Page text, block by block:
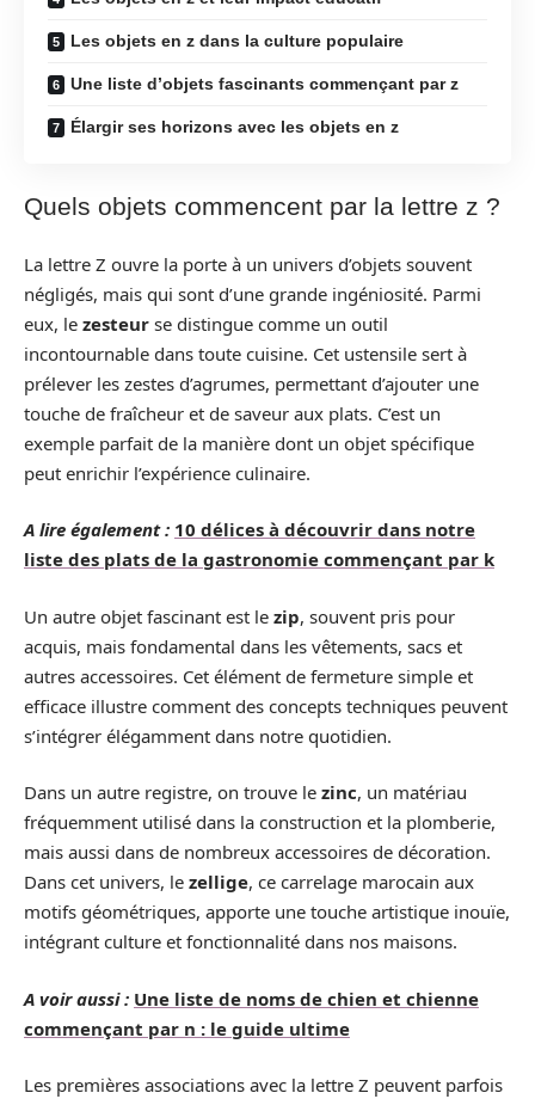
Les objets en z dans la culture populaire
Une liste d’objets fascinants commençant par z
Élargir ses horizons avec les objets en z
Quels objets commencent par la lettre z ?
La lettre Z ouvre la porte à un univers d’objets souvent
négligés, mais qui sont d’une grande ingéniosité. Parmi
eux, le zesteur se distingue comme un outil
incontournable dans toute cuisine. Cet ustensile sert à
prélever les zestes d’agrumes, permettant d’ajouter une
touche de fraîcheur et de saveur aux plats. C’est un
exemple parfait de la manière dont un objet spécifique
peut enrichir l’expérience culinaire.
A lire également : 10 délices à découvrir dans notre
liste des plats de la gastronomie commençant par k
Un autre objet fascinant est le zip, souvent pris pour
acquis, mais fondamental dans les vêtements, sacs et
autres accessoires. Cet élément de fermeture simple et
efficace illustre comment des concepts techniques peuvent
s’intégrer élégamment dans notre quotidien.
Dans un autre registre, on trouve le zinc, un matériau
fréquemment utilisé dans la construction et la plomberie,
mais aussi dans de nombreux accessoires de décoration.
Dans cet univers, le zellige, ce carrelage marocain aux
motifs géométriques, apporte une touche artistique inouïe,
intégrant culture et fonctionnalité dans nos maisons.
A voir aussi : Une liste de noms de chien et chienne
commençant par n : le guide ultime
Les premières associations avec la lettre Z peuvent parfois